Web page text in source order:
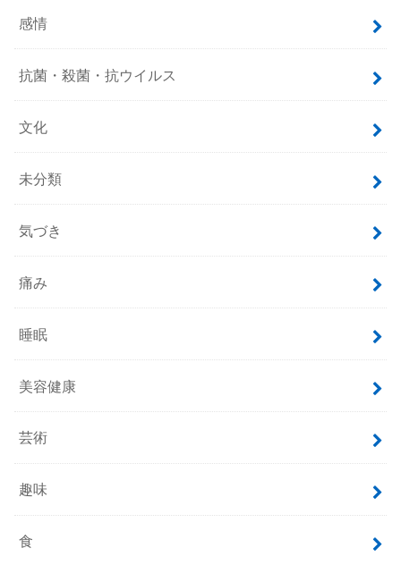
感情
抗菌・殺菌・抗ウイルス
文化
未分類
気づき
痛み
睡眠
美容健康
芸術
趣味
食